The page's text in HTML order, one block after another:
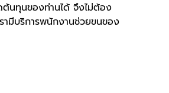
ต้นทุนของท่านได้ จึงไม่ต้อง
ามีบริการพนักงานช่วยขนของ